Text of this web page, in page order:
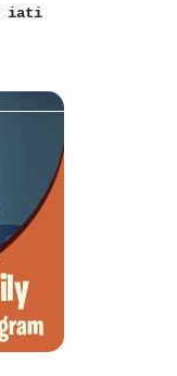
iati